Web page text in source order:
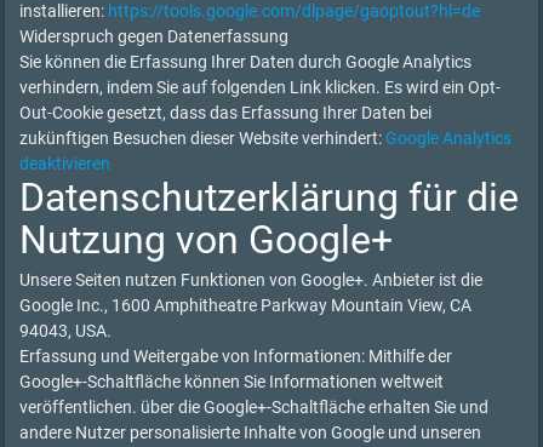
installieren: https://tools.google.com/dlpage/gaoptout?hl=de
Widerspruch gegen Datenerfassung
Sie können die Erfassung Ihrer Daten durch Google Analytics
verhindern, indem Sie auf folgenden Link klicken. Es wird ein Opt-
Out-Cookie gesetzt, dass das Erfassung Ihrer Daten bei
zukünftigen Besuchen dieser Website verhindert: Google Analytics
deaktivieren
Datenschutzerklärung für die
Nutzung von Google+
Unsere Seiten nutzen Funktionen von Google+. Anbieter ist die
Google Inc., 1600 Amphitheatre Parkway Mountain View, CA
94043, USA.
Erfassung und Weitergabe von Informationen: Mithilfe der
Google+-Schaltfläche können Sie Informationen weltweit
veröffentlichen. über die Google+-Schaltfläche erhalten Sie und
andere Nutzer personalisierte Inhalte von Google und unseren